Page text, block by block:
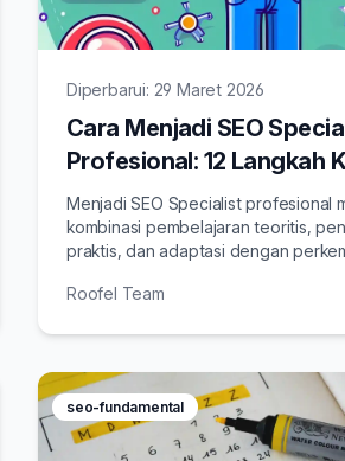
Diperbarui: 29 Maret 2026
Cara Menjadi SEO
Profesional: 12 Langkah
Menjadi SEO Specialist profesional
kombinasi pembelajaran teoritis,
praktis, dan adaptasi dengan
SEO.
Roofel Team
seo-fundamental